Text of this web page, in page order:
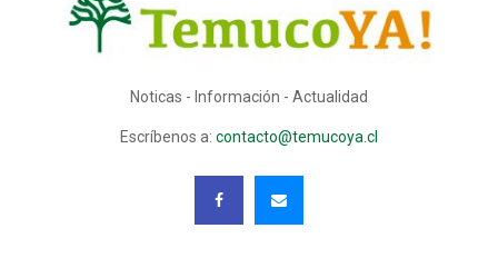
Noticas - Información - Actualidad
Escríbenos a: contacto@temucoya.cl